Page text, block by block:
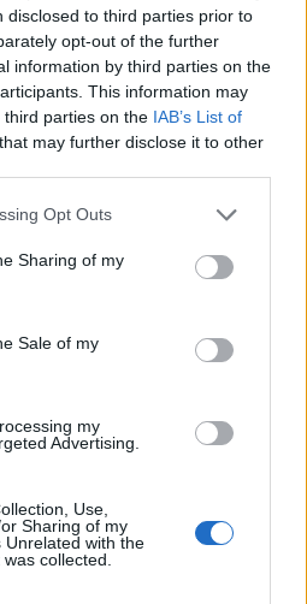
disclosed to third parties prior to
opt-out of the further
information by third parties on the
This information may
parties on the IAB’s List of
that may further disclose it to other
app uses one or more Google
behaviour. You may click to
and its third-party tags to
purposes in below Google
Opt Outs
Sharing of my
Sale of my
my
Advertising.
Use,
Sharing of my
Unrelated with the
collected.
Πόντο: Το θαύμα του Αϊ-
των κεραυνών
έθιμο με το χορό των επτά
σε γάμο